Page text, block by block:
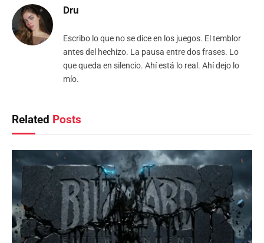
Dru
Escribo lo que no se dice en los juegos. El temblor
antes del hechizo. La pausa entre dos frases. Lo
que queda en silencio. Ahí está lo real. Ahí dejo lo
mío.
Related Posts